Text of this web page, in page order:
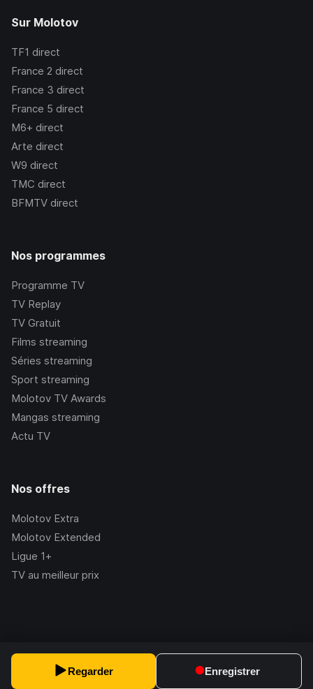
Regarder Enregistrer
Sur Molotov
TF1 direct
France 2 direct
France 3 direct
France 5 direct
M6+ direct
Arte direct
W9 direct
TMC direct
BFMTV direct
Nos programmes
Programme TV
TV Replay
TV Gratuit
Films streaming
Séries streaming
Sport streaming
Molotov TV Awards
Mangas streaming
Actu TV
Nos offres
Molotov Extra
Molotov Extended
Ligue 1+
TV au meilleur prix
2.228.1